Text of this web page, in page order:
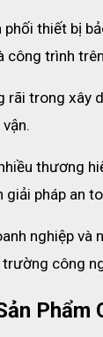
su chống
phối thiết bị
công trình
rãi trong xây
thương
giải pháp an
nghiệp và
công
Phẩm